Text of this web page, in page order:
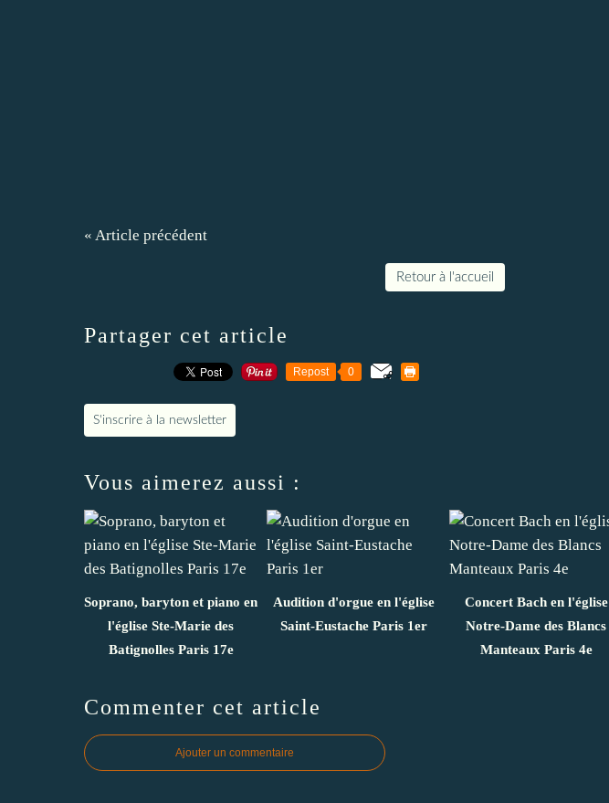
« Article précédent
Retour à l'accueil
Partager cet article
Repost 0
S'inscrire à la newsletter
Vous aimerez aussi :
Soprano, baryton et piano en
l'église Ste-Marie des
Batignolles Paris 17e
Audition d'orgue en l'église
Saint-Eustache Paris 1er
Concert Bach en l'église
Notre-Dame des Blancs
Manteaux Paris 4e
Commenter cet article
Ajouter un commentaire